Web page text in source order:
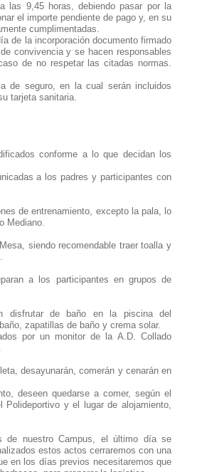
las 9,45 horas, debiendo pasar por la
el importe pendiente de pago y, en su
cumplimentadas.
de la incorporación documento firmado
convivencia y se hacen responsables
de no respetar las citadas normas.
de seguro, en la cual serán incluidos
tarjeta sanitaria.
conforme a lo que decidan los
a los padres y participantes con
de entrenamiento, excepto la pala, lo
Mediano.
siendo recomendable traer toalla y
a los participantes en grupos de
disfrutar de baño en la piscina del
zapatillas de baño y crema solar.
por un monitor de la A.D. Collado
desayunarán, comerán y cenarán en
deseen quedarse a comer, según el
Polideportivo y el lugar de alojamiento,
de nuestro Campus, el último día se
estos actos cerraremos con una
en los días previos necesitaremos que